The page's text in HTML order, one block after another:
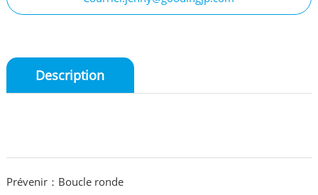
Description
Prévenir：Boucle ronde